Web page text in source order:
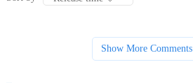
Show More Comments